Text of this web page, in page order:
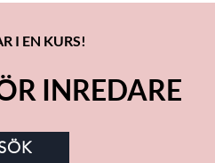
I EN KURS!
INREDARE